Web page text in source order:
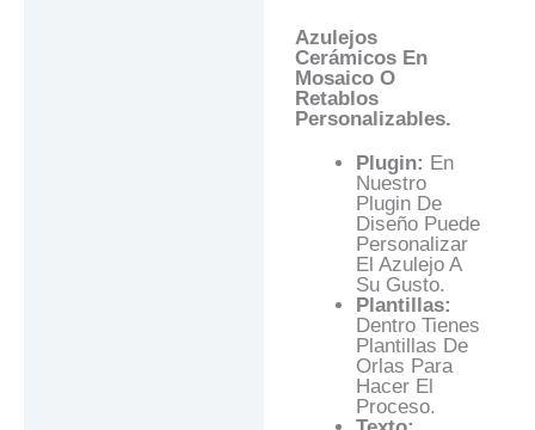
Azulejos
Cerámicos En
Mosaico O
Retablos
Personalizables.
Plugin: En
Nuestro
Plugin De
Diseño Puede
Personalizar
El Azulejo A
Su Gusto.
Plantillas:
Dentro Tienes
Plantillas De
Orlas Para
Hacer El
Proceso.